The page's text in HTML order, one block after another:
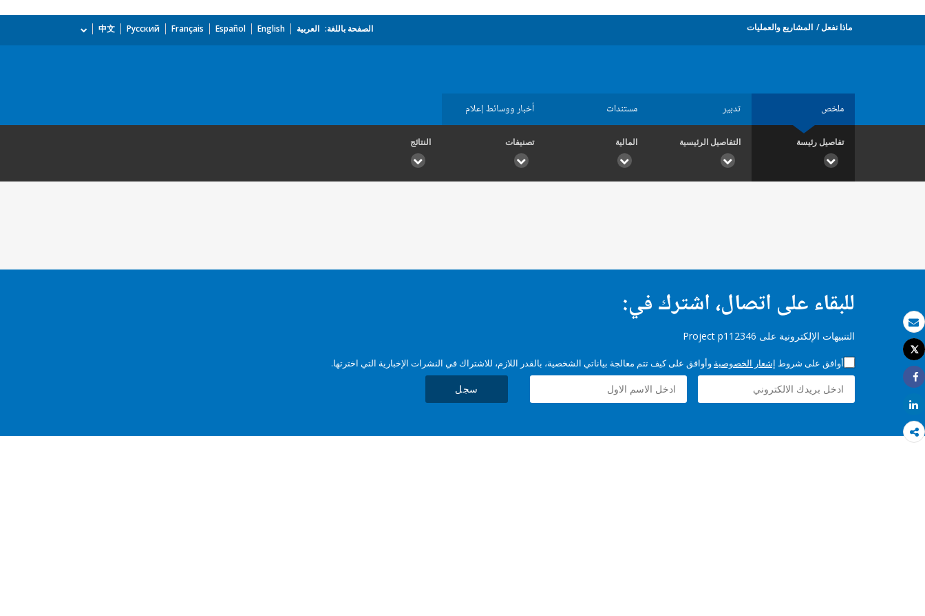
بريد الكتروني
طباعة
Tweet
Share
Share
ماذا نفعل المشاريع والعمليات الصفحة باللغة: العربية English
Español
Français
Русский
中文
ملخص تدبير مستندات أخبار ووسائط إعلام
تفاصيل رئيسة التفاصيل الرئيسية المالية تصنيفات النتائج
للبقاء على اتصال، اشترك في:
التنبيهات الإلكترونية على Project p112346
أوافق على شروط إشعار الخصوصية وأوافق على كيف تتم معالجة بياناتي الشخصية، بالقدر اللازم، للاشتراك في النشرات الإخبارية التي اخترتها.
سجل